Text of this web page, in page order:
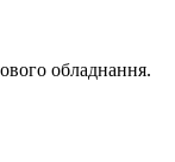
обладнання.